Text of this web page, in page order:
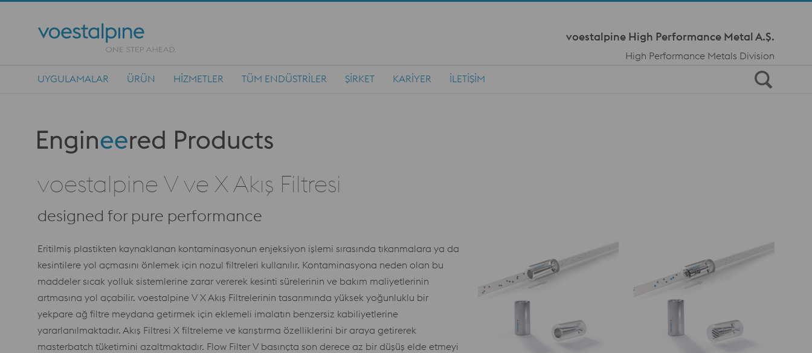
voestalpine High Performance Metal A.Ş.
High Performance Metals Division
UYGULAMALAR ÜRÜN HIZMETLER TÜM ENDÜSTRILER ŞIRKET KARIYER İLETIŞIM
Produktkategorie: Engineered Products
voestalpine V ve X Akış Filtresi
designed for pure performance
Eritilmiş plastikten kaynaklanan kontaminasyonun enjeksiyon işlemi sırasında tıkanmalara ya da
kesintilere yol açmasını önlemek için nozul filtreleri kullanılır. Kontaminasyona neden olan bu
maddeler sıcak yolluk sistemlerine zarar vererek kesinti sürelerinin ve bakım maliyetlerinin
artmasına yol açabilir. voestalpine V X Akış Filtrelerinin tasarımında yüksek yoğunluklu bir
yekpare ağ filtre meydana getirmek için eklemeli imalatın benzersiz kabiliyetlerine
yararlanılmaktadır. Akış Filtresi X filtreleme ve karıştırma özelliklerini bir araya getirerek
masterbatch tüketimini azaltmaktadır. Flow Filter V basınçta son derece az bir düşüş elde etmeyi